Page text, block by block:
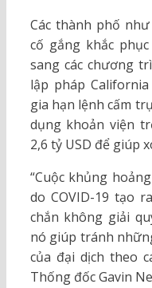
Các thành phố
cố gắng khắc
sang các chương
lập pháp
gia hạn lệnh cấm
dụng khoản viện
2,6 tỷ USD để giúp
“Cuộc khủng
do COVID-19 tạo
chắn không giải
nó giúp tránh
của đại dịch theo
Thống đốc Gavin